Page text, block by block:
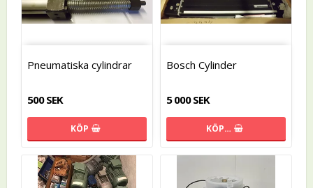
Pneumatiska cylindrar
500 SEK
KÖP
Bosch Cylinder
5 000 SEK
KÖP…